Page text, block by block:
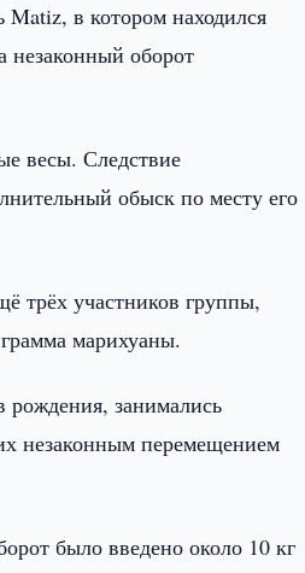
в котором находился
незаконный оборот
весы. Следствие
обыск по месту его
трёх участников группы,
марихуаны.
рождения, занимались
незаконным перемещением
было введено около 10 кг